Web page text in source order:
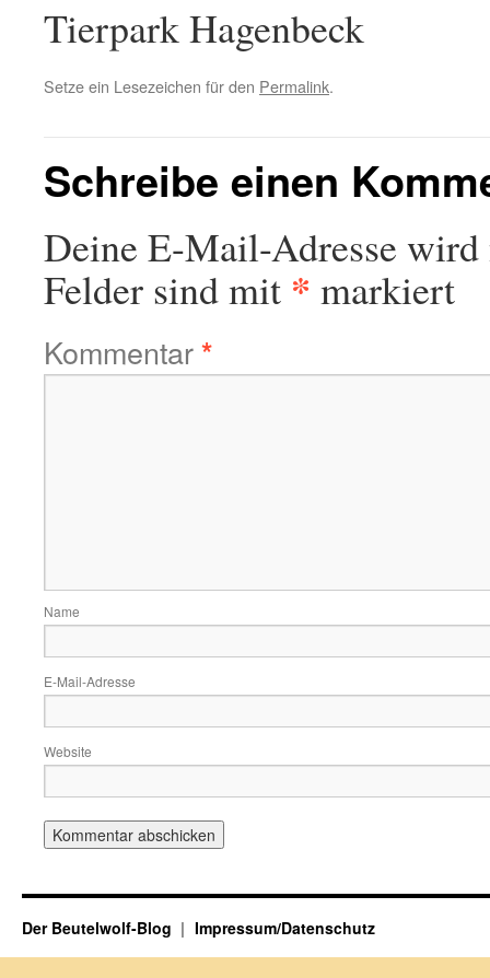
Tierpark Hagenbeck
Setze ein Lesezeichen für den Permalink.
Schreibe einen
Deine E-Mail-Adresse
Felder sind mit * markiert
Kommentar*
Name
E-Mail-Adresse
Website
Der Beutelwolf-Blog Impressum/Datenschutz